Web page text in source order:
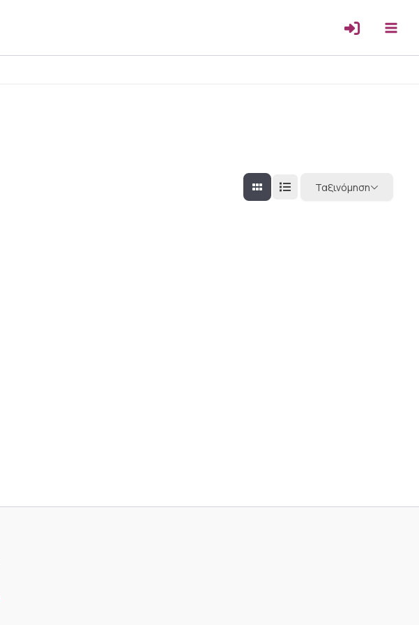
Ταξινόμηση